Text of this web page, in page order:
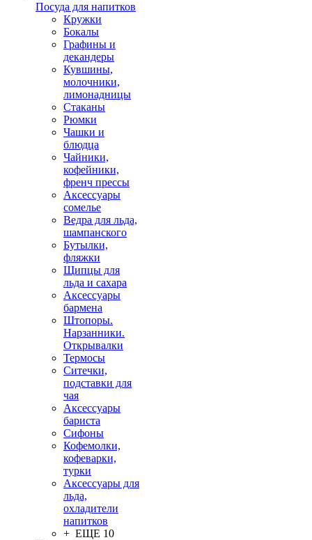
Посуда для напитков
Кружки
Бокалы
Графины и
декандеры
Кувшины,
молочники,
лимонадницы
Стаканы
Рюмки
Чашки и
блюдца
Чайники,
кофейники,
френч прессы
Аксессуары
сомелье
Ведра для льда,
шампанского
Бутылки,
фляжки
Щипцы для
льда и сахара
Аксессуары
бармена
Штопоры.
Нарзанники.
Открывалки
Термосы
Ситечки,
подставки для
чая
Аксессуары
бариста
Сифоны
Кофемолки,
кофеварки,
турки
Аксессуары для
льда,
охладители
напитков
+ ЕЩЕ 10